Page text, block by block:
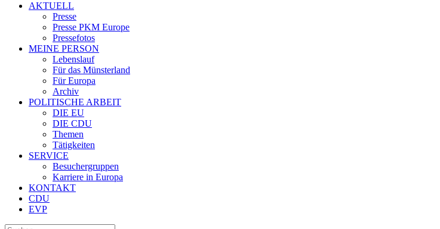
AKTUELL
Presse
Presse PKM Europe
Pressefotos
MEINE PERSON
Lebenslauf
Für das Münsterland
Für Europa
Archiv
POLITISCHE ARBEIT
DIE EU
DIE CDU
Themen
Tätigkeiten
SERVICE
Besuchergruppen
Karriere in Europa
KONTAKT
CDU
EVP